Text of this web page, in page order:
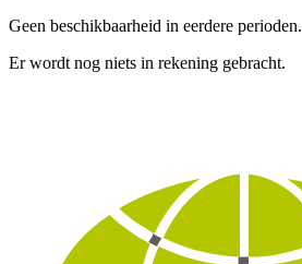
Geen beschikbaarheid in eerdere perioden.
Er wordt nog niets in rekening gebracht.